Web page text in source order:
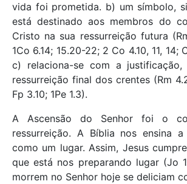
vida foi prometida. b) um símbolo,
está destinado aos membros do
Cristo na sua ressurreição futura
1Co 6.14; 15.20-22; 2 Co 4.10, 11, 14;
c) relaciona-se com a justificação,
ressurreição final dos crentes (Rm
Fp 3.10; 1Pe 1.3).
A Ascensão do Senhor foi o
ressurreição. A Bíblia nos ensina
como um lugar. Assim, Jesus
que está nos preparando lugar (Jo
morrem no Senhor hoje se deliciam